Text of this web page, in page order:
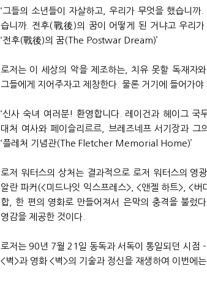
‘그들의 소년들이 자살하고, 우리가 무엇을 했습니
습니까. 전후(戰後)의 꿈이 어떻게 된 거냐고 우리가
‘전후(戰後)의 꿈(The Postwar Dream)’
로저는 이 세상의 악을 제조하는, 치유 못할 독재자
그들에게 지어주자고 제창한다. 물론 거기에 들어가
‘신사 숙녀 여러분! 환영합니다. 레이건과 헤이그 국
대처 여사와 페이슬리르르, 브레즈네프 서기장과 그
‘플레처 기념관(The Fletcher Memorial Home)’
로저 워터스의 상처는 결과적으로 로저 워터스의 영
알란 파커(<미드나잇 익스프레스>, <앤젤 하트>, <
합, 한 편의 영화로 만들어져서 은막의 충격을 불렀
영감을 제공한 것이다.
로저는 90년 7월 21일 동독과 서독이 통일되던 시점
<벽>과 영화 <벽>의 기술과 정신을 재생하여 이번에